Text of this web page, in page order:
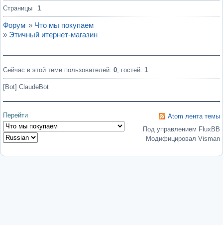
Вне форума
Страницы 1
Форум » Что мы покупаем
» Этичный итернет-магазин
Сейчас в этой теме пользователей: 0 , гостей: 1
[Bot] ClaudeBot
Перейти
Atom лента темы
Под управлением FluxBB
Модифицировал Visman